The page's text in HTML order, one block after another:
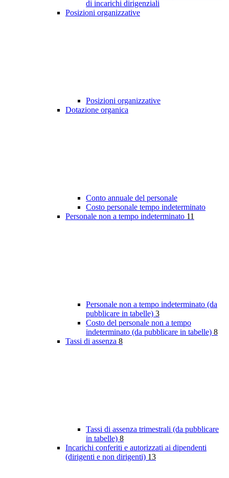
di incarichi dirigenziali
Posizioni organizzative
Posizioni organizzative
Dotazione organica
Conto annuale del personale
Costo personale tempo indeterminato
Personale non a tempo indeterminato 11
Personale non a tempo indeterminato (da
pubblicare in tabelle) 3
Costo del personale non a tempo
indeterminato (da pubblicare in tabelle) 8
Tassi di assenza 8
Tassi di assenza trimestrali (da pubblicare
in tabelle) 8
Incarichi conferiti e autorizzati ai dipendenti
(dirigenti e non dirigenti) 13